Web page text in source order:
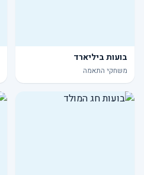
בועות ביליארד
משחקי התאמה